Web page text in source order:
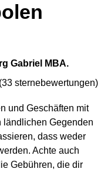
Gabriel MBA.
(33 sternebewertungen)
und Geschäften mit
ländlichen Gegenden
dass weder
Achte auch
Gebühren, die dir